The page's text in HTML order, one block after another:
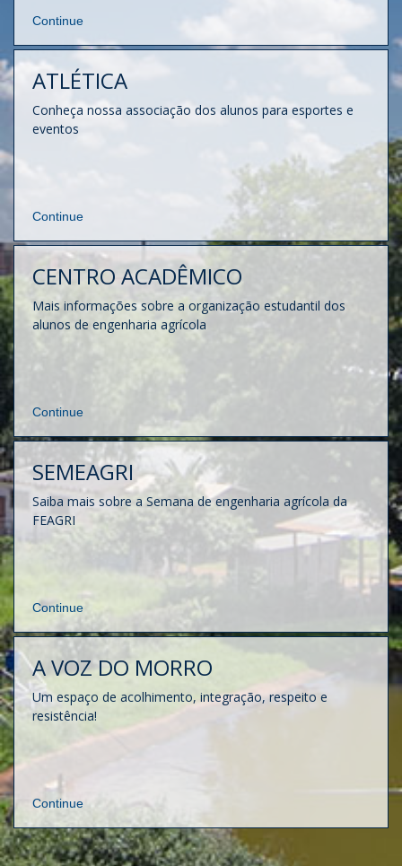
Continue
ATLÉTICA
Conheça nossa associação dos alunos para esportes e
eventos
Continue
CENTRO ACADÊMICO
Mais informações sobre a organização estudantil dos
alunos de engenharia agrícola
Continue
SEMEAGRI
Saiba mais sobre a Semana de engenharia agrícola da
FEAGRI
Continue
A VOZ DO MORRO
Um espaço de acolhimento, integração, respeito e
resistência!
Continue